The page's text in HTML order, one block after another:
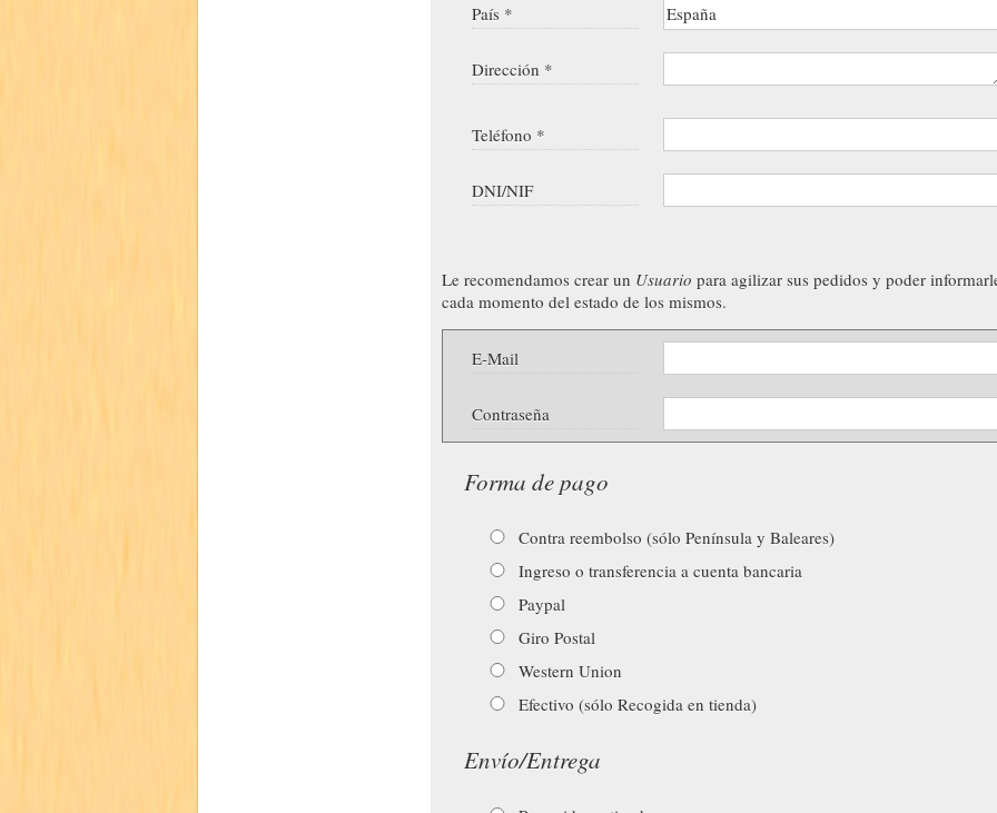
País *
Dirección *
Teléfono *
DNI/NIF
Le recomendamos crear un Usuario para agilizar sus pedidos y poder
cada momento del estado de los mismos.
E-Mail
Contraseña
Forma de pago
Contra reembolso (sólo Península y Baleares)
Ingreso o transferencia a cuenta bancaria
Paypal
Giro Postal
Western Union
Efectivo (sólo Recogida en tienda)
Envío/Entrega